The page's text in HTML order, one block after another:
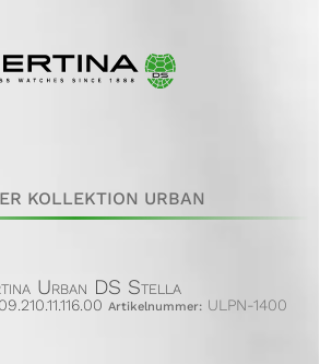
KOLLEKTION URBAN
Urban DS Stella
Artikelnummer:ULPN-1400